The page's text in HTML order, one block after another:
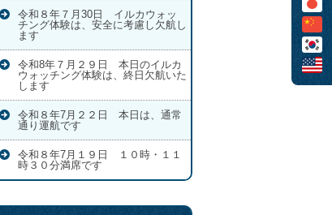
令和８年７月30日 イルカウォッ
チング体験は、安全に考慮し欠航し
ます
令和8年７月２９日 本日のイルカ
ウォッチング体験は、終日欠航いた
します
令和８年7月２２日 本日は、通常
通り運航です
令和８年7月１９日 １０時・１１
時３０分満席です